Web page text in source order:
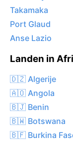
Takamaka
Port Glaud
Anse Lazio
Landen in
🇩🇿 Algerije
🇦🇴 Angola
🇧🇯 Benin
🇧🇼 Botswana
🇧🇫 Burkina